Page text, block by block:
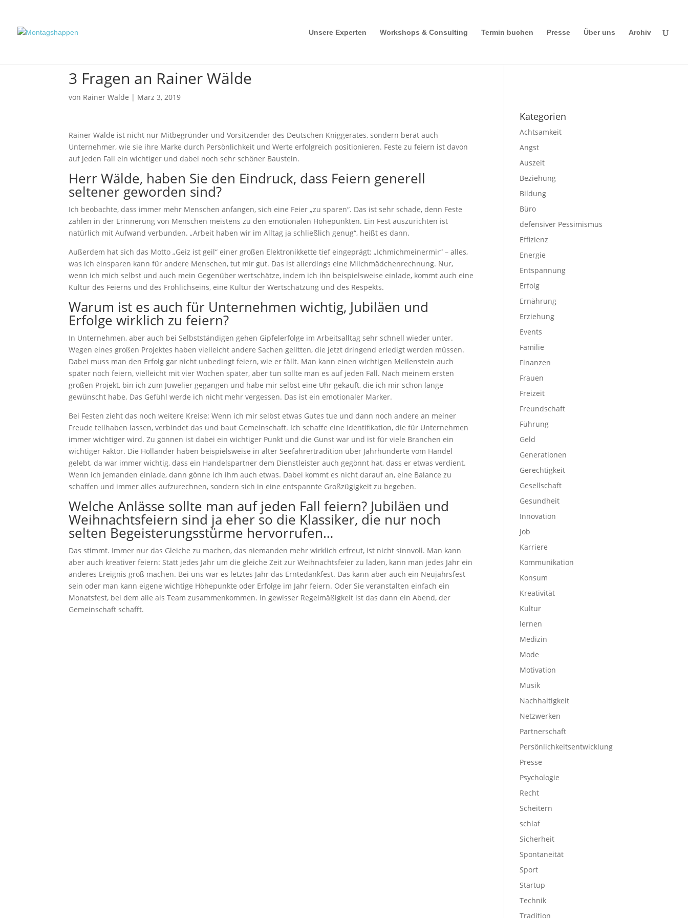
Unsere Experten Workshops & Consulting Termin buchen Presse Über uns Archiv
3 Fragen an Rainer Wälde
von Rainer Wälde | März 3, 2019
Rainer Wälde ist nicht nur Mitbegründer und Vorsitzender des Deutschen Kniggerates, sondern berät auch
Unternehmer, wie sie ihre Marke durch Persönlichkeit und Werte erfolgreich positionieren. Feste zu feiern ist davon
auf jeden Fall ein wichtiger und dabei noch sehr schöner Baustein.
Herr Wälde, haben Sie den Eindruck, dass Feiern generell
seltener geworden sind?
Ich beobachte, dass immer mehr Menschen anfangen, sich eine Feier „zu sparen“. Das ist sehr schade, denn Feste
zählen in der Erinnerung von Menschen meistens zu den emotionalen Höhepunkten. Ein Fest auszurichten ist
natürlich mit Aufwand verbunden. „Arbeit haben wir im Alltag ja schließlich genug“, heißt es dann.
Außerdem hat sich das Motto „Geiz ist geil“ einer großen Elektronikkette tief eingeprägt: „Ichmichmeinermir“ – alles,
was ich einsparen kann für andere Menschen, tut mir gut. Das ist allerdings eine Milchmädchenrechnung. Nur,
wenn ich mich selbst und auch mein Gegenüber wertschätze, indem ich ihn beispielsweise einlade, kommt auch eine
Kultur des Feierns und des Fröhlichseins, eine Kultur der Wertschätzung und des Respekts.
Warum ist es auch für Unternehmen wichtig, Jubiläen und
Erfolge wirklich zu feiern?
In Unternehmen, aber auch bei Selbstständigen gehen Gipfelerfolge im Arbeitsalltag sehr schnell wieder unter.
Wegen eines großen Projektes haben vielleicht andere Sachen gelitten, die jetzt dringend erledigt werden müssen.
Dabei muss man den Erfolg gar nicht unbedingt feiern, wie er fällt. Man kann einen wichtigen Meilenstein auch
später noch feiern, vielleicht mit vier Wochen später, aber tun sollte man es auf jeden Fall. Nach meinem ersten
großen Projekt, bin ich zum Juwelier gegangen und habe mir selbst eine Uhr gekauft, die ich mir schon lange
gewünscht habe. Das Gefühl werde ich nicht mehr vergessen. Das ist ein emotionaler Marker.
Bei Festen zieht das noch weitere Kreise: Wenn ich mir selbst etwas Gutes tue und dann noch andere an meiner
Freude teilhaben lassen, verbindet das und baut Gemeinschaft. Ich schaffe eine Identifikation, die für Unternehmen
immer wichtiger wird. Zu gönnen ist dabei ein wichtiger Punkt und die Gunst war und ist für viele Branchen ein
wichtiger Faktor. Die Holländer haben beispielsweise in alter Seefahrertradition über Jahrhunderte vom Handel
gelebt, da war immer wichtig, dass ein Handelspartner dem Dienstleister auch gegönnt hat, dass er etwas verdient.
Wenn ich jemanden einlade, dann gönne ich ihm auch etwas. Dabei kommt es nicht darauf an, eine Balance zu
schaffen und immer alles aufzurechnen, sondern sich in eine entspannte Großzügigkeit zu begeben.
Welche Anlässe sollte man auf jeden Fall feiern? Jubiläen und
Weihnachtsfeiern sind ja eher so die Klassiker, die nur noch
selten Begeisterungsstürme hervorrufen…
Das stimmt. Immer nur das Gleiche zu machen, das niemanden mehr wirklich erfreut, ist nicht sinnvoll. Man kann
aber auch kreativer feiern: Statt jedes Jahr um die gleiche Zeit zur Weihnachtsfeier zu laden, kann man jedes Jahr ein
anderes Ereignis groß machen. Bei uns war es letztes Jahr das Erntedankfest. Das kann aber auch ein Neujahrsfest
sein oder man kann eigene wichtige Höhepunkte oder Erfolge im Jahr feiern. Oder Sie veranstalten einfach ein
Monatsfest, bei dem alle als Team zusammenkommen. In gewisser Regelmäßigkeit ist das dann ein Abend, der
Gemeinschaft schafft.
Kategorien
Achtsamkeit
Angst
Auszeit
Beziehung
Bildung
Büro
defensiver Pessimismus
Effizienz
Energie
Entspannung
Erfolg
Ernährung
Erziehung
Events
Familie
Finanzen
Frauen
Freizeit
Freundschaft
Führung
Geld
Generationen
Gerechtigkeit
Gesellschaft
Gesundheit
Innovation
Job
Karriere
Kommunikation
Konsum
Kreativität
Kultur
lernen
Medizin
Mode
Motivation
Musik
Nachhaltigkeit
Netzwerken
Partnerschaft
Persönlichkeitsentwicklung
Presse
Psychologie
Recht
Scheitern
schlaf
Sicherheit
Spontaneität
Sport
Startup
Technik
Tradition